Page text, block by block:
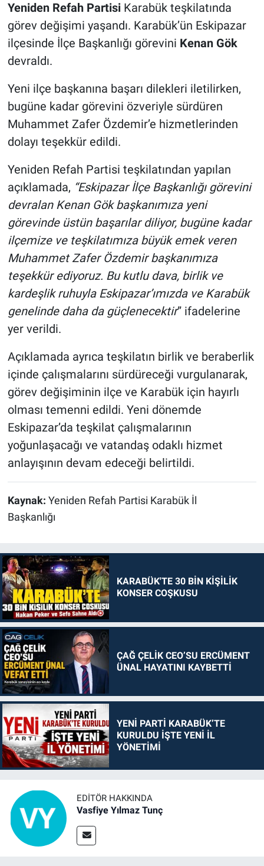
Yeniden Refah Partisi Karabük teşkilatında
görev değişimi yaşandı. Karabük’ün Eskipazar
ilçesinde İlçe Başkanlığı görevini Kenan Gök
devraldı.
Yeni ilçe başkanına başarı dilekleri iletilirken,
bugüne kadar görevini özveriyle sürdüren
Muhammet Zafer Özdemir’e hizmetlerinden
dolayı teşekkür edildi.
Yeniden Refah Partisi teşkilatından yapılan
açıklamada, “Eskipazar İlçe Başkanlığı görevini
devralan Kenan Gök başkanımıza yeni
görevinde üstün başarılar diliyor, bugüne kadar
ilçemize ve teşkilatımıza büyük emek veren
Muhammet Zafer Özdemir başkanımıza
teşekkür ediyoruz. Bu kutlu dava, birlik ve
kardeşlik ruhuyla Eskipazar’ımızda ve Karabük
genelinde daha da güçlenecektir” ifadelerine
yer verildi.
Açıklamada ayrıca teşkilatın birlik ve beraberlik
içinde çalışmalarını sürdüreceği vurgulanarak,
görev değişiminin ilçe ve Karabük için hayırlı
olması temenni edildi. Yeni dönemde
Eskipazar’da teşkilat çalışmalarının
yoğunlaşacağı ve vatandaş odaklı hizmet
anlayışının devam edeceği belirtildi.
Kaynak: Yeniden Refah Partisi Karabük İl
Başkanlığı
KARABÜK'TE 30 BİN KİŞİLİK
KONSER COŞKUSU
ÇAĞ ÇELİK CEO’SU ERCÜMENT
ÜNAL HAYATINI KAYBETTİ
YENİ PARTİ KARABÜK’TE
KURULDU İŞTE YENİ İL
YÖNETİMİ
EDITÖR HAKKINDA
Vasfiye Yılmaz Tunç